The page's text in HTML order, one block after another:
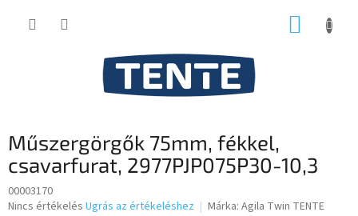
KOSÁR
Műszergörgők 75mm, fékkel,
csavarfurat, 2977PJP075P30-10,3
00003170
A
Nincs értékelés Ugrás az értékeléshez Márka: Agila Twin TENTE